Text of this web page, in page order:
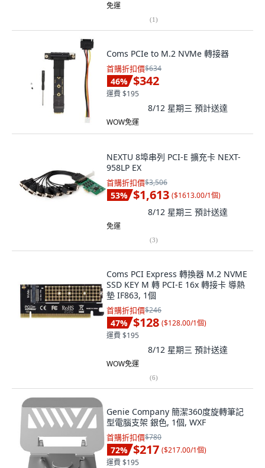
免運
(1)
Coms PCIe to M.2 NVMe 轉接器
首購折扣價$634
46% $342
運費 $195
8/12 星期三 預計送達
WOW免運
NEXTU 8埠串列 PCI-E 擴充卡 NEXT-
958LP EX
首購折扣價$3,506
53% $1,613 ($1613.00/1個)
8/12 星期三 預計送達
免運
(3)
Coms PCI Express 轉換器 M.2 NVME
SSD KEY M 轉 PCI-E 16x 轉接卡 導熱
墊 IF863, 1個
首購折扣價$246
47% $128 ($128.00/1個)
運費 $195
8/12 星期三 預計送達
WOW免運
(6)
Genie Company 簡潔360度旋轉筆記
型電腦支架 銀色, 1個, WXF
首購折扣價$780
72% $217 ($217.00/1個)
運費 $195